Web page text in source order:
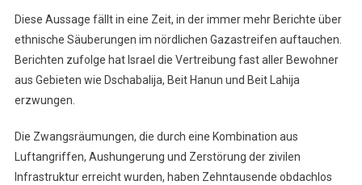
Diese Aussage fällt in eine Zeit, in der immer mehr Berichte über
ethnische Säuberungen im nördlichen Gazastreifen auftauchen.
Berichten zufolge hat Israel die Vertreibung fast aller Bewohner
aus Gebieten wie Dschabalija, Beit Hanun und Beit Lahija
erzwungen.
Die Zwangsräumungen, die durch eine Kombination aus
Luftangriffen, Aushungerung und Zerstörung der zivilen
Infrastruktur erreicht wurden, haben Zehntausende obdachlos